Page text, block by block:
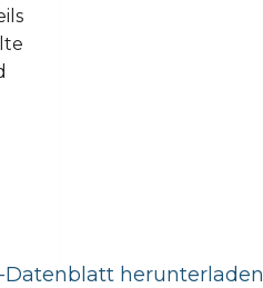
Datenblatt herunterladen